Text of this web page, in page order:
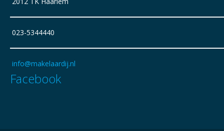
023-5344440
info@makelaardij.nl
Facebook